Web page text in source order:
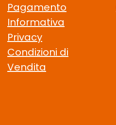
Pagamento
Informativa
Privacy
Condizioni di
Vendita